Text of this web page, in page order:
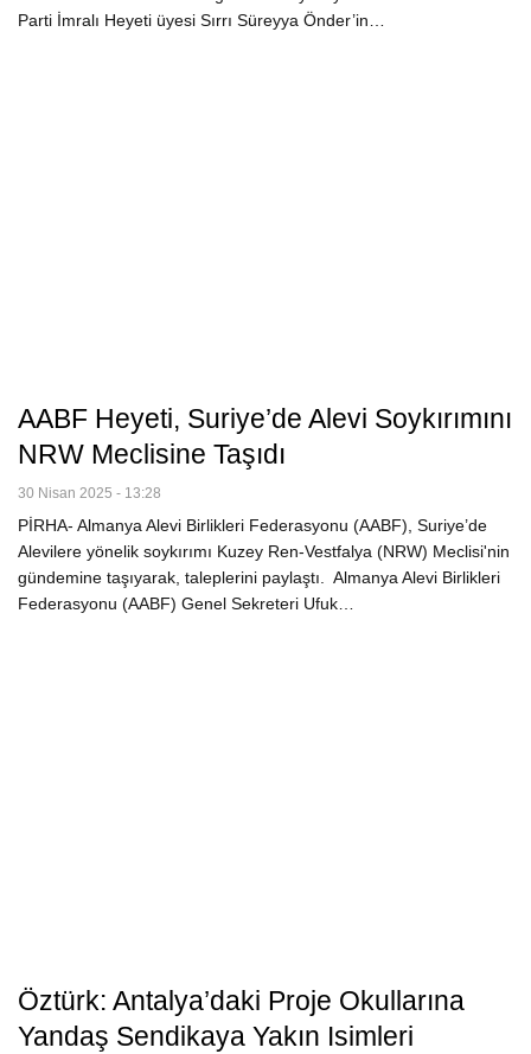
Parti İmralı Heyeti üyesi Sırrı Süreyya Önder’in…
AABF Heyeti, Suriye’de Alevi Soykırımını
NRW Meclisine Taşıdı
30 Nisan 2025 - 13:28
PİRHA- Almanya Alevi Birlikleri Federasyonu (AABF), Suriye’de
Alevilere yönelik soykırımı Kuzey Ren-Vestfalya (NRW) Meclisi'nin
gündemine taşıyarak, taleplerini paylaştı. Almanya Alevi Birlikleri
Federasyonu (AABF) Genel Sekreteri Ufuk…
Öztürk: Antalya’daki Proje Okullarına
Yandaş Sendikaya Yakın Isimleri